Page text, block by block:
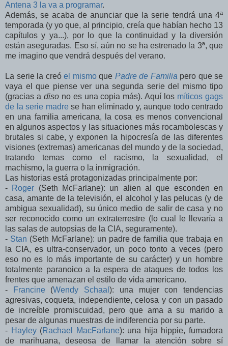
Antena 3 la va a programar.
Además, se acaba de anunciar que la serie tendrá una 4ª
temporada (y yo que, al principio, creía que habían hecho 13
capítulos y ya...), por lo que la continuidad y la diversión
están aseguradas. Eso sí, aún no se ha estrenado la 3ª, que
me imagino que vendrá después del verano.
La serie la creó el mismoque Padre de Familia pero que se
vaya el que piense ver una segunda serie del mismo tipo
(gracias a disono es una copia más). Aquí los míticos gags
de la serie madre se han eliminado y, aunque todo centrado
en una familia americana, la cosa es menos convencional
en algunos aspectos y las situaciones más rocambolescas y
brutales si cabe, y exponen la hipocresía de las diferentes
visiones (extremas) americanas del mundo y de la sociedad,
tratando temas como el racismo, la sexualidad, el
machismo, la guerra o la inmigración.
Las historias está protagonizadas principalmente por:
- Roger (Seth McFarlane): un alien al que esconden en
casa, amante de la televisión, el alcohol y las pelucas (y de
ambigua sexualidad), su único medio de salir de casa y no
ser reconocido como un extraterrestre (lo cual le llevaría a
las salas de autopsias de la CIA, seguramente).
- Stan (Seth McFarlane): un padre de familia que trabaja en
la CIA, es ultra-conservador, un poco tonto a veces (pero
eso no es lo más importante de su carácter) y un hombre
totalmente paranoico a la espera de ataques de todos los
frentes que amenazan el estilo de vida americano.
-
Francine (Wendy Schaal): una mujer con tendencias
agresivas, coqueta, independiente, celosa y con un pasado
de increíble promiscuidad, pero que ama a su marido a
pesar de algunas muestras de indiferencia por su parte.
- Hayley(Rachael MacFarlane): una hija hippie, fumadora
de marihuana, deseosa de llamar la atención sobre sí